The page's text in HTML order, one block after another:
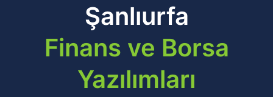
Şanlıurfa
Finans ve Borsa
Yazılımları